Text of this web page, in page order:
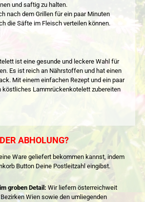
und saftig zu halten.
nach dem Grillen für ein paar Minuten
die Säfte im Fleisch verteilen können.
ist eine gesunde und leckere Wahl für
Es ist reich an Nährstoffen und hat einen
Mit einem einfachen Rezept und ein paar
köstliches Lammrückenkotelett zubereiten
ABHOLUNG?
Ware geliefert bekommen kannst, indem
Button Deine Postleitzahl eingibst.
groben Detail: Wir liefern österreichweit
Wien sowie den umliegenden